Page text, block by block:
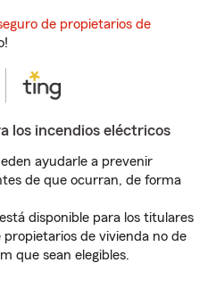
de propietarios de
los incendios eléctricos
ayudarle a prevenir
de que ocurran, de forma
disponible para los titulares
propietarios de vivienda no de
que sean elegibles.